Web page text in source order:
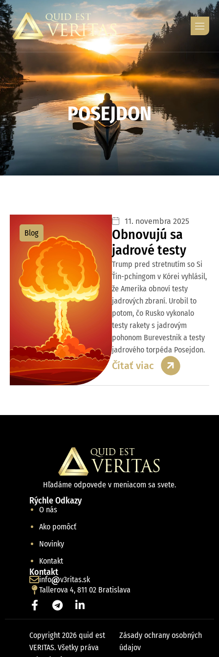
POSEJDON
Blog
11. novembra 2025
Obnovujú sa
jadrové testy
Trump pred stretnutím so Si
Ťin-pchingom v Kórei vyhlásil,
že Amerika obnoví testy
jadrových zbraní. Urobil to
potom, čo Rusko vykonalo
testy rakety s jadrovým
pohonom Burevestnik a testy
jadrového torpéda Posejdon.
Čítať viac
Hľadáme odpovede v meniacom sa svete.
Rýchle Odkazy
O nás
Ako pomôcť
Novinky
Kontakt
Kontakt
info
v3ritas.sk
Tallerova 4, 811 02 Bratislava
Copyright 2026 quid est
VERITAS. Všetky práva
Zásady ochrany osobných
údajov